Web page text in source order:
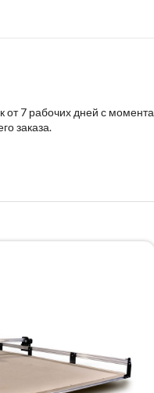
от 7 рабочих дней с момента
заказа.